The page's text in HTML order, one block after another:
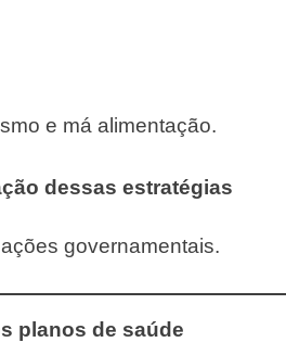
e má alimentação.
dessas estratégias
governamentais.
planos de saúde